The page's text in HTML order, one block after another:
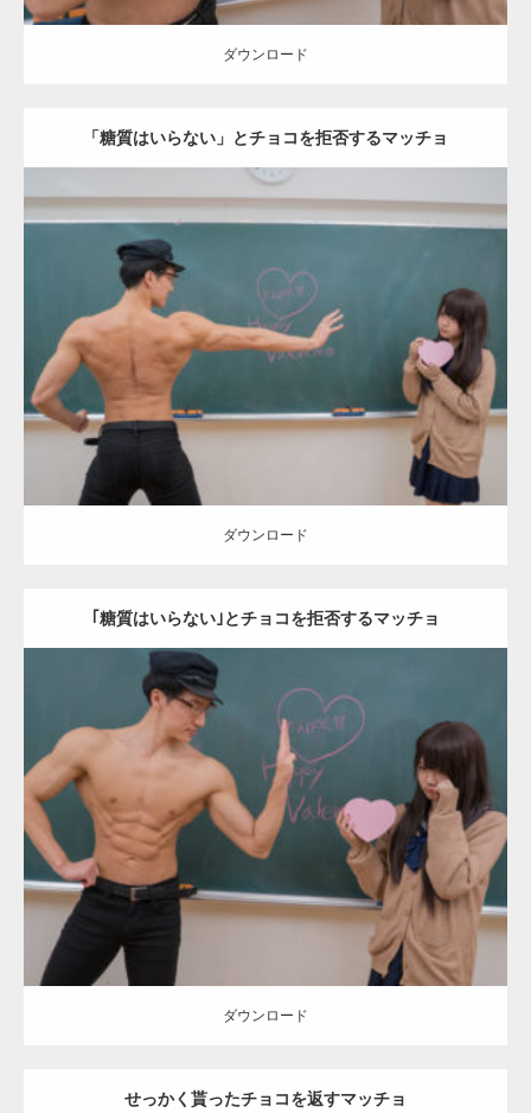
ダウンロード
「糖質はいらない」とチョコを拒否するマッチョ
2022.01.28
Category:バレンタインのマッチョ(学校) kaichan
AKIHITO(細マッチ
ョ) Kaori 背中
ダウンロード
ダウンロード
｢糖質はいらない｣とチョコを拒否するマッチョ
Update: 2022.01.28
Category: バレンタインのマッチョ(学校) kaichan
AKIHITO(細マッチ
ョ) Kaori 上腕二頭筋 腹筋
ダウンロード
ダウンロード
せっかく貰ったチョコを返すマッチョ